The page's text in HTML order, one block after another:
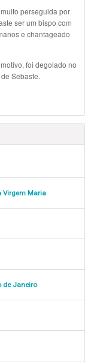
perseguida por
ser um bispo com
e chantageado
foi degolado no
Sebaste.
Virgem Maria
de Janeiro